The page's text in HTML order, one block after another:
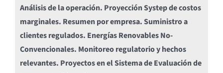
Análisis de la operación. Proyección Systep de costos
marginales. Resumen por empresa.Suministro a
clientes regulados. Energías Renovables No-
Convencionales. Monitoreo regulatorio y hechos
relevantes. Proyectos en el Sistema de Evaluación de